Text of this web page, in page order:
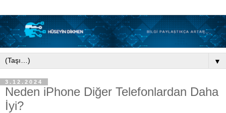
▼
3.12.2024
Neden iPhone Diğer Telefonlardan Daha
İyi?